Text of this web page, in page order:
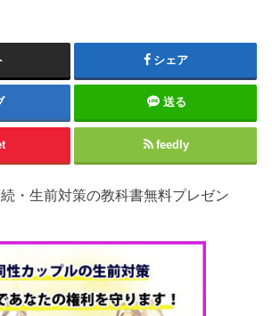
シェア
送る
feedly
・生前対策の教科書無料プレゼン